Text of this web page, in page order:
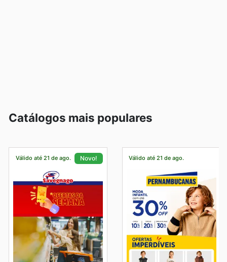
Catálogos mais populares
Válido até 21 de ago. Novo! Válido até 21 de ago.